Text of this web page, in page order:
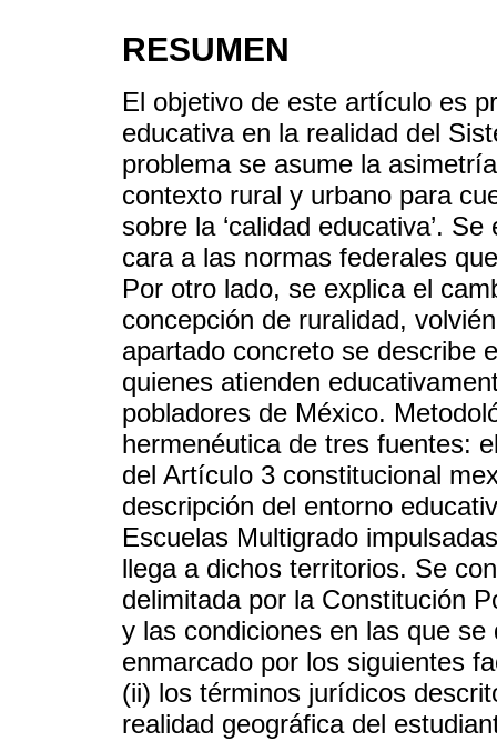
RESUMEN
El objetivo de este artículo es
educativa en la realidad del
problema se asume la
contexto rural y urbano para
sobre la ‘calidad educativa’.
cara a las normas federales
Por otro lado, se explica el
concepción de ruralidad,
apartado concreto se describe
quienes atienden
pobladores de México.
hermenéutica de tres fuentes:
del Artículo 3 constitucional
descripción del entorno
Escuelas Multigrado
llega a dichos territorios. Se
delimitada por la Constitución
y las condiciones en las que
enmarcado por los siguientes
(ii) los términos jurídicos
realidad geográfica del